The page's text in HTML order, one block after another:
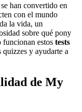
han convertido en
con el mundo
la vida, un
sobre qué pony
funcionan estos tests
y ayudarte a
de My